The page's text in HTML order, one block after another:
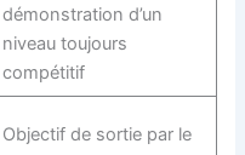
démonstration d’un
niveau toujours
compétitif
Objectif de sortie par le